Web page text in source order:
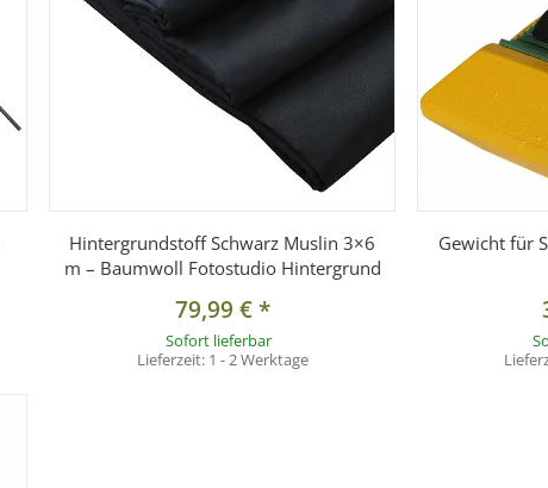
Hintergrundstoff Schwarz Muslin 3×6
m – Baumwoll Fotostudio Hintergrund
79,99 €*
Sofort lieferbar
Lieferzeit: 1 - 2 Werktage
Gewicht für